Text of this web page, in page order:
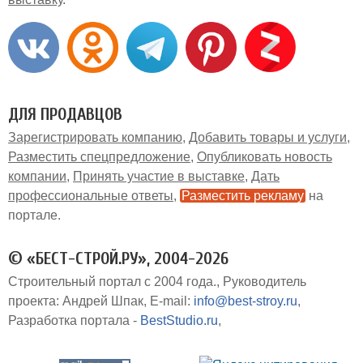
ДЛЯ ПРОДАВЦОВ
Зарегистрировать компанию Добавить товары и услуги
Разместить спецпредложение Опубликовать новость
компании
Принять участие в выставке Дать
профессиональные ответы
Разместить рекламу на
портале
© «БЕСТ-СТРОЙ.РУ», 2004-2026
Строительный портал с 2004 года.
Руководитель
проекта: Андрей Шпак E-mail: info@best-stroy.ru
Разработка портала - BestStudio.ru